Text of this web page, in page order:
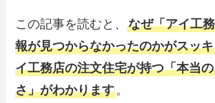
この記事を読むと、なぜ「アイ工
報が見つからなかったのかがスッ
イ工務店の注文住宅が持つ「本当
さ」がわかります。